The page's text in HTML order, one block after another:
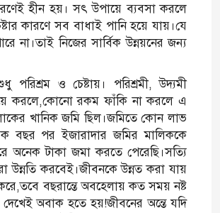
হীন হয়। সৎ উপায়ে ব্যবসা করলে
কারণে সব বাধাই পানি হয়ে যায়।যে
না।তাই নিজের সার্বিক উন্নয়নের জন্য
ও চেষ্টায়। পরিশ্রমী, উদ্যমী
করলে,কোনো রকম ফাঁকি না করলে এ
খানিক জমি ছিল।জমিতে কোন লাভ
বছর পর ইজারাদার জমির মালিককে
অনেক টাকা জমা করতে পেরেছি।সত্যি
উন্নতি করবেই।জীবনকে উন্নত করা যায়
বছরান্তে অবহেলায় কত সময় নষ্ট
অবাক হতে হয়!জীবনের অন্তে যদি